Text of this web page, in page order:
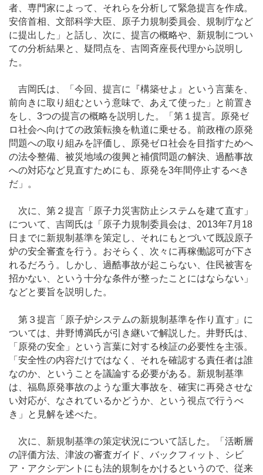
者、専門家によって、それらを分析して緊急提言を作成。
安倍首相、文部科学大臣、原子力規制委員会、規制庁など
に提出した」と話し、次に、提言の概略や、新規制につい
ての分析結果と、疑問点を、吉岡斉座長代理から説明し
た。
吉岡氏は、「今回、提言に『構築せよ』という言葉を、
前向きに取り組むという意味で、あえて使った」と前置き
をし、3つの提言の概略を説明した。「第１提言。原発ゼ
ロ社会へ向けての政策転換を軌道に乗せる。前政権の原発
問題への取り組みを評価し、原発ゼロ社会を目指すためへ
の法令整備、被災地域の復興と補償問題の解決、過酷事故
への対応など見直すためにも、原発を3年間停止するべき
だ」。
次に、第２提言「原子力災害防止システムを建て直す」
について、吉岡氏は「原子力規制委員会は、2013年7月18
日までに新規制基準を策定し、それにもとづいて既設原子
炉の安全審査を行う。おそらく、次々に再稼働認可が下さ
れるだろう。しかし、過酷事故が起こらない、住民被害を
招かない、という十分な条件が整ったことにはならない」
などと要旨を説明した。
第３提言「原子炉システムの新規制基準を作り直す」に
ついては、井野博満氏が引き継いで解説した。井野氏は、
「原発の安全」という言葉に対する検証の必要性を主張。
「安全性の内容だけではなく、それを確認する責任者は誰
なのか、ということを議論する必要がある。新規制基準
は、福島原発事故のような重大事故を、確実に再発させな
い対応が、なされているかどうか、という視点で行うべ
き」と見解を述べた。
次に、新規制基準の策定状況について話した。「活断層
の評価方法、津波の審査ガイド、バックフィット、シビ
ア・アクシデントにも法的規制をかけるというので、従来